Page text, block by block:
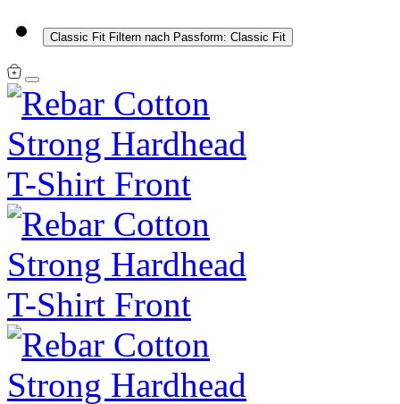
Classic Fit Filtern nach Passform: Classic Fit